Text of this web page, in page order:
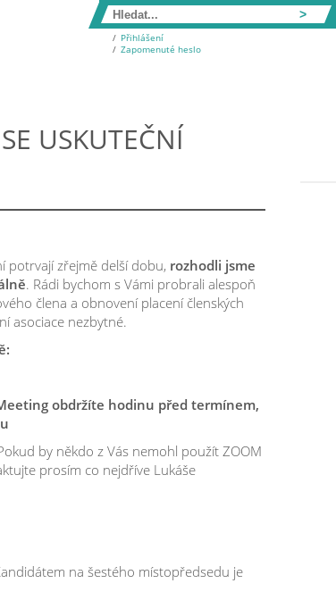
Přihlášení
Zapomenuté heslo
USKUTEČNÍ
potrvají zřejmě delší dobu, rozhodli jsme
. Rádi bychom s Vámi probrali alespoň
člena a obnovení placení členských
asociace nezbytné.
obdržíte hodinu před termínem,
by někdo z Vás nemohl použít ZOOM
prosím co nejdříve Lukáše
na šestého místopředsedu je